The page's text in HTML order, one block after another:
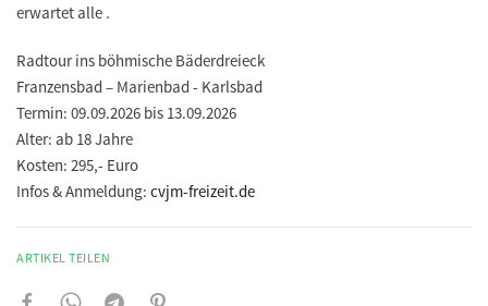
erwartet alle .
Radtour ins böhmische Bäderdreieck
Franzensbad – Marienbad - Karlsbad
Termin: 09.09.2026 bis 13.09.2026
Alter: ab 18 Jahre
Kosten: 295,- Euro
Infos & Anmeldung: cvjm-freizeit.de
ARTIKEL TEILEN